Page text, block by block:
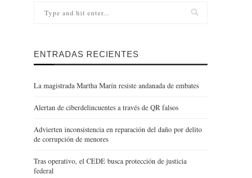
ENTRADAS RECIENTES
La magistrada Martha Marín resiste andanada de embates
Alertan de ciberdelincuentes a través de QR falsos
Advierten inconsistencia en reparación del daño por delito
de corrupción de menores
Tras operativo, el CEDE busca protección de justicia
federal